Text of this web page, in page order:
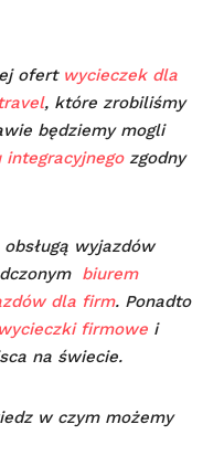
ofert wycieczek dla
, które zrobiliśmy
będziemy mogli
integracyjnegozgodny
wyjazdów
biurem
dla firm. Ponadto
wycieczki firmowe i
na świecie.
w czym możemy